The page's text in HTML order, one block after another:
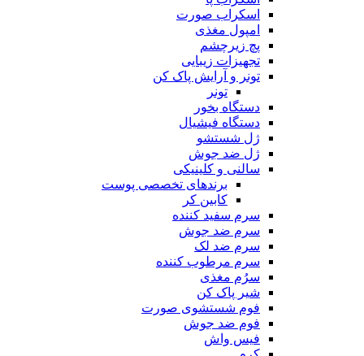
اسکراب صورت
امپول مغذی
پچ زیرچشم
تجهیزات زیبایی
تونر و آرایش پاک کن
تونر
دستگاه بخور
دستگاه فیشیال
ژل شستشو
ژل ضد جوش
سالنی و کلینیکی
برندهای تخصصی پوست
کابین کر
سرم سفید کننده
سرم ضد جوش
سرم ضد لک
سرم مرطوب کننده
سرُم مغذی
شیر پاک کن
فوم شستشوی صورت
فوم ضد جوش
فیس واش